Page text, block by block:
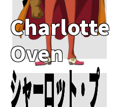
Charlotte
Oven
シャーロット・プ
Add To Cart